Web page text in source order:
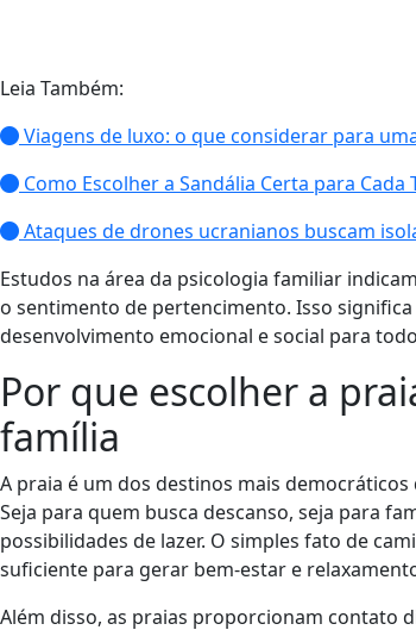
Leia Também:
Viagens de luxo: o que considerar para
Como Escolher a Sandália Certa para Cada
Ataques de drones ucranianos buscam
Estudos na área da psicologia familiar
o sentimento de pertencimento. Isso
desenvolvimento emocional e social para
Por que escolher a
família
A praia é um dos destinos mais
Seja para quem busca descanso, seja para
possibilidades de lazer. O simples fato de
suficiente para gerar bem-estar e
Além disso, as praias proporcionam contato